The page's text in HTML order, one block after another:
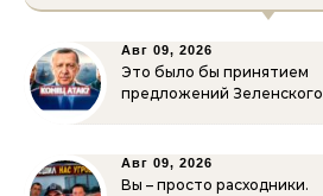
Авг 09, 2026
Это было бы принятием
предложений Зеленского
Авг 09, 2026
Вы – просто расходники.